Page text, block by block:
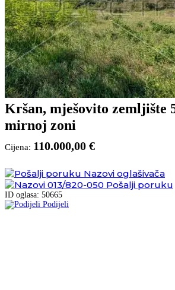
Kršan, mješovito zemljište
mirnoj zoni
Cijena: 110.000,00 €
Nazovi oglašivača
013/820-050 Pošalji poruku
ID oglasa: 50665
Podijeli